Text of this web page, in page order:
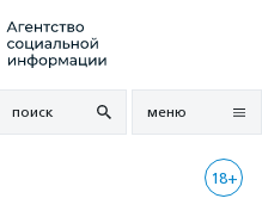
поиск меню
18+